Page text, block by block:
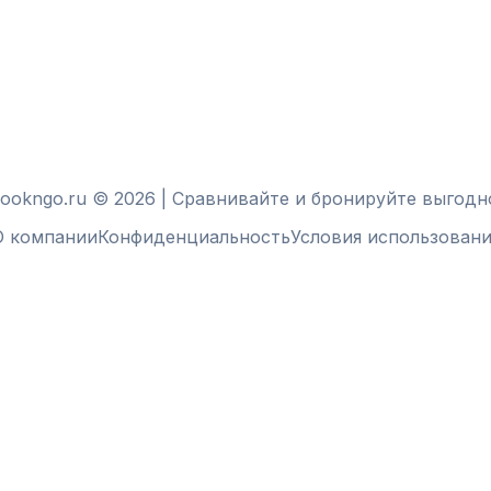
© 2026 | Сравнивайте и бронируйте
компанииКонфиденциальностьУсловия